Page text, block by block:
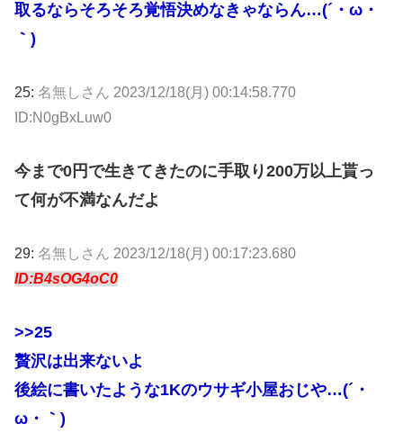
取るならそろそろ覚悟決めなきゃならん…(´・ω・
｀)
25: 名無しさん 2023/12/18(月) 00:14:58.770
ID:N0gBxLuw0
今まで0円で生きてきたのに手取り200万以上貰っ
て何が不満なんだよ
29: 名無しさん 2023/12/18(月) 00:17:23.680
ID:B4sOG4oC0
>>25
贅沢は出来ないよ
後絵に書いたような1Kのウサギ小屋おじや…(´・
ω・｀)